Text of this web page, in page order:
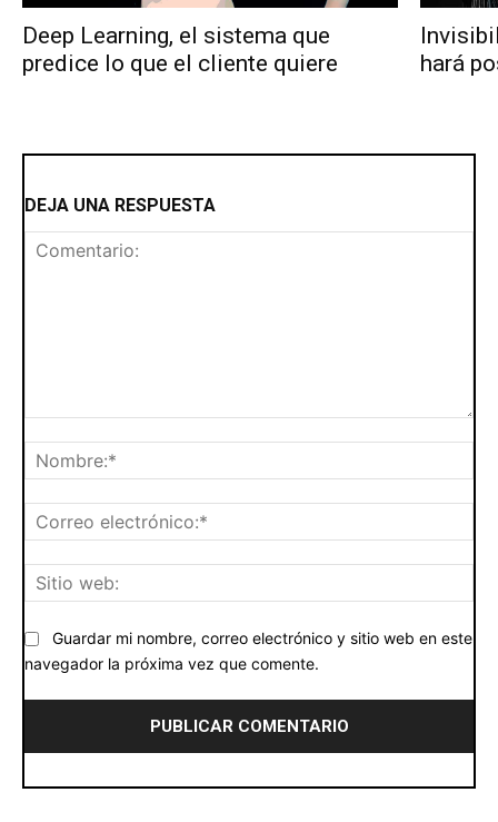
Deep Learning, el sistema que
predice lo que el cliente quiere
hará
DEJA UNA RESPUESTA
Guardar mi nombre, correo electrónico y sitio web en este
navegador la próxima vez que comente.